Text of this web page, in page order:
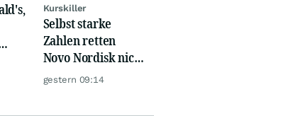
Kurskiller
Selbst starke
Zahlen retten
Novo Nordisk nicht
mehr
gestern 09:14